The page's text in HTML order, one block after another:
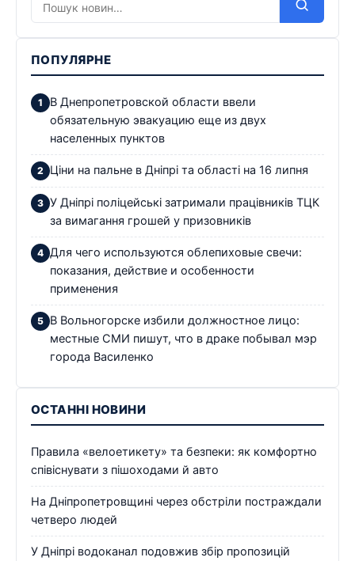
ПОПУЛЯРНЕ
В Днепропетровской области ввели
обязательную эвакуацию еще из двух
населенных пунктов
Ціни на пальне в Дніпрі та області на 16 липня
У Дніпрі поліцейські затримали працівників ТЦК
за вимагання грошей у призовників
Для чего используются облепиховые свечи:
показания, действие и особенности
применения
В Вольногорске избили должностное лицо:
местные СМИ пишут, что в драке побывал мэр
города Василенко
ОСТАННІ НОВИНИ
Правила «велоетикету» та безпеки: як комфортно
співіснувати з пішоходами й авто
На Дніпропетровщині через обстріли постраждали
четверо людей
У Дніпрі водоканал подовжив збір пропозицій